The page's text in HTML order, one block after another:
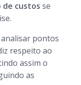
de custos se
pontos
respeito ao
assim o
as